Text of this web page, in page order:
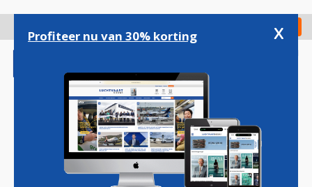
gaan
Check in
Magazine Podcasts Vacatures
Profiteer nu van 30% korting x